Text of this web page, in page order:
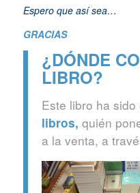
Espero que así sea…
GRACIAS
¿DÓNDE
LIBRO?
Este libro ha
libros, quién
a la venta, a